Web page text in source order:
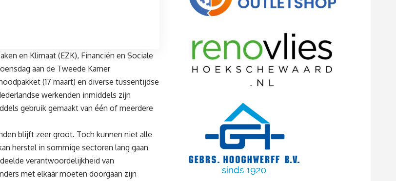
en Klimaat (EZK), Financiën en Sociale
aan de Tweede Kamer
(17 maart) en diverse tussentijdse
werkenden inmiddels zijn
gebruik gemaakt van één of meerdere
blijft zeer groot. Toch kunnen niet alle
herstel in sommige sectoren lang gaan
verantwoordelijkheid van
met elkaar moeten doorgaan zijn